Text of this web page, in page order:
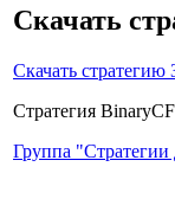
Скачать
Скачать стратегию
Стратегия
Группа